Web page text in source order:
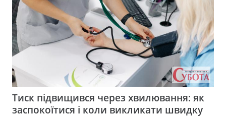
Тиск підвищився через хвилювання: як
заспокоїтися і коли викликати швидку